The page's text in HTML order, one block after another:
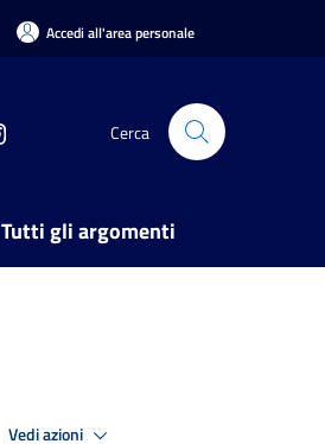
Accedi all'area personale
Cerca
Tutti gli argomenti
Vedi azioni